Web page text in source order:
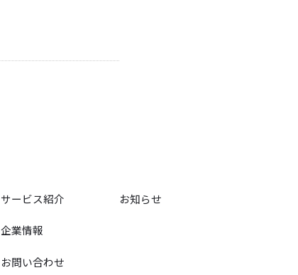
サービス紹介
企業情報
お問い合わせ
お知らせ